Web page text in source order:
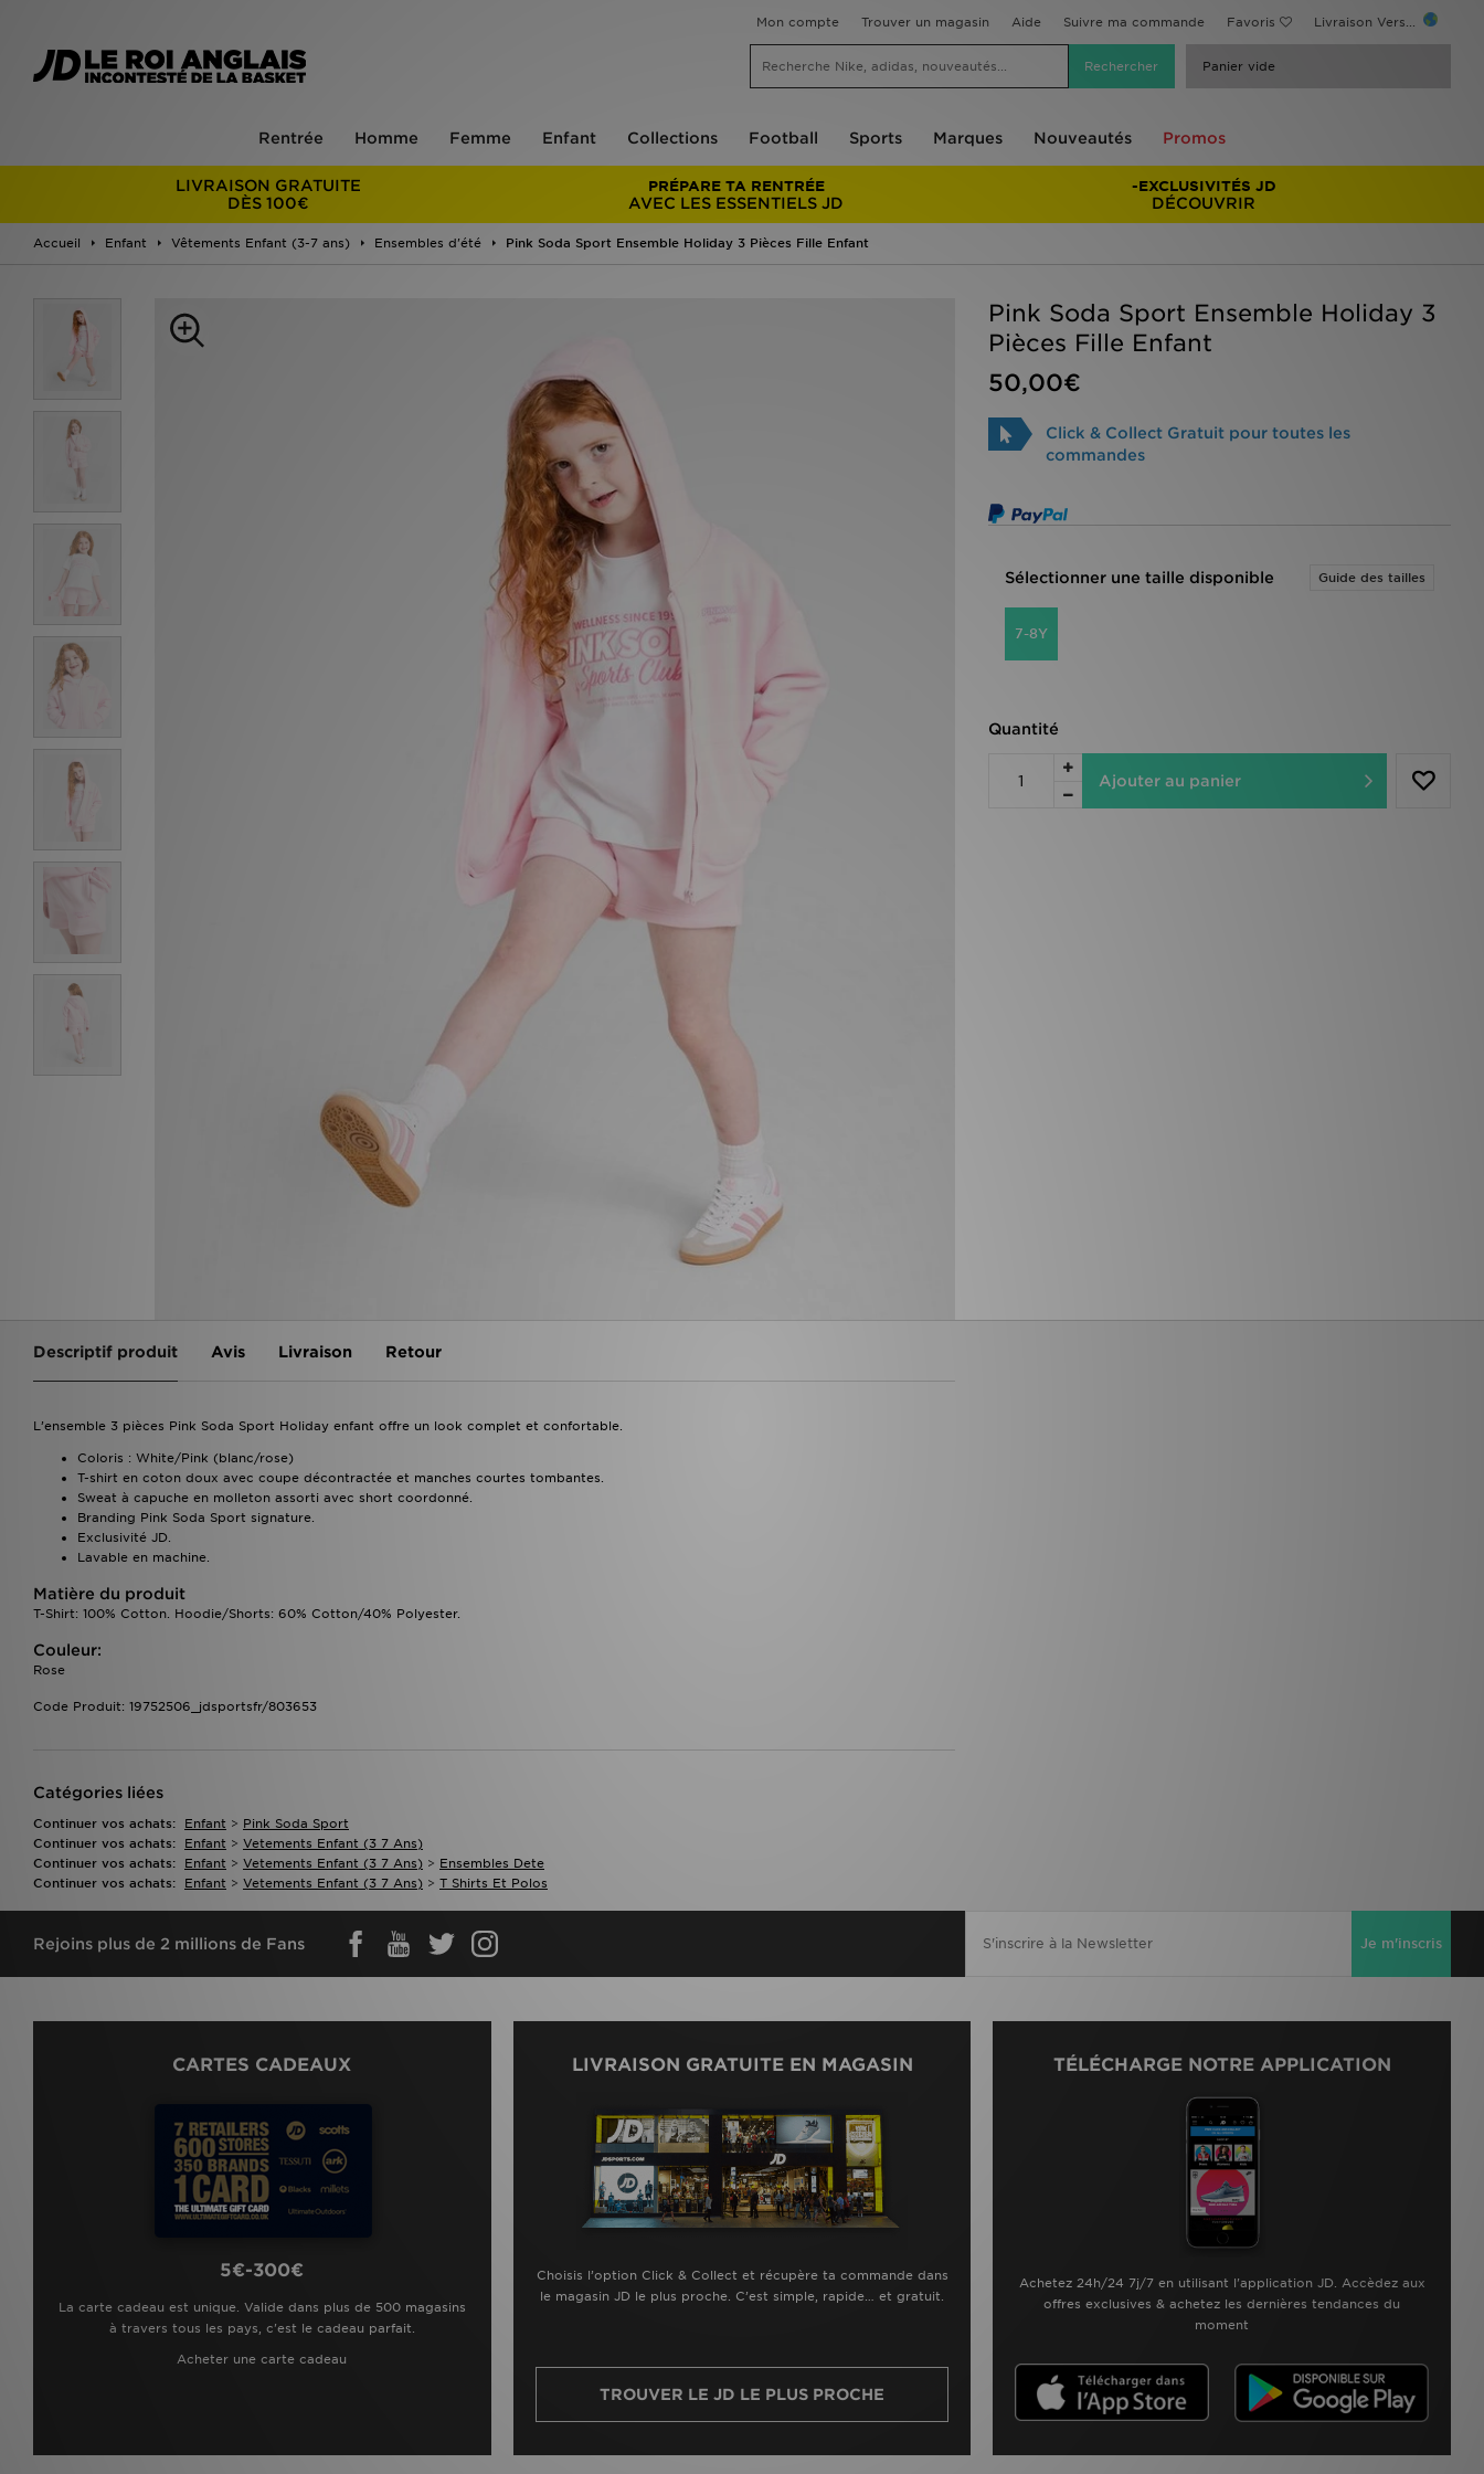
Mon compte Trouver un magasin Aide Suivre ma commande Favoris Livraison Vers...
Panier vide
Rentrée Homme Femme Enfant Collections Football Sports Marques Nouveautés Promos
LIVRAISON GRATUITE
DÈS 100€
PRÉPARE TA RENTRÉE
AVEC LES ESSENTIELS JD
-EXCLUSIVITÉS JD
DÉCOUVRIR
Accueil Enfant Vêtements Enfant (3-7 ans) Ensembles d'été Pink Soda Sport Ensemble Holiday 3 Pièces Fille Enfant
Pink Soda Sport Ensemble Holiday 3
Pièces Fille Enfant
50,00€
Click & Collect Gratuit pour toutes les
commandes
Sélectionner une taille disponible Guide des tailles
7-8Y
Quantité
Ajouter au panier
Descriptif produit Avis Livraison Retour
L’ensemble 3 pièces Pink Soda Sport Holiday enfant offre un look complet et confortable.
Coloris : White/Pink (blanc/rose)
T-shirt en coton doux avec coupe décontractée et manches courtes tombantes.
Sweat à capuche en molleton assorti avec short coordonné.
Branding Pink Soda Sport signature.
Exclusivité JD.
Lavable en machine.
Matière du produit
T-Shirt: 100% Cotton. Hoodie/Shorts: 60% Cotton/40% Polyester.
Couleur:
Rose
Code Produit: 19752506_jdsportsfr/803653
Catégories liées
Continuer vos achats: Enfant > Pink Soda Sport
Continuer vos achats:
Enfant > Vetements Enfant (3 7 Ans)
Continuer vos achats:
Enfant > Vetements Enfant (3 7 Ans) > Ensembles Dete
Continuer vos achats:
Enfant > Vetements Enfant (3 7 Ans) > T Shirts Et Polos
Rejoins plus de 2 millions de Fans Je m'inscris
CARTES CADEAUX
5€-300€
La carte cadeau est unique. Valide dans plus de 500 magasins
à travers tous les pays, c'est le cadeau parfait.
Acheter une carte cadeau
LIVRAISON GRATUITE EN MAGASIN
Choisis l’option Click & Collect et récupère ta commande dans
le magasin JD le plus proche. C’est simple, rapide… et gratuit.
TROUVER LE JD LE PLUS PROCHE
TÉLÉCHARGE NOTRE APPLICATION
Achetez 24h/24 7j/7 en utilisant l'application JD. Accèdez aux
offres exclusives & achetez les dernières tendances du
moment